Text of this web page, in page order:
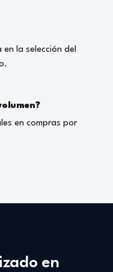
la selección del
en compras por
en